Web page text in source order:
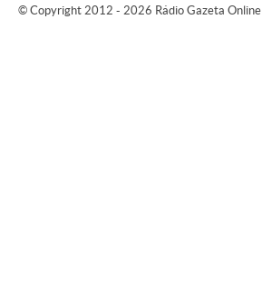
© Copyright 2012 - 2026 Rádio Gazeta Online